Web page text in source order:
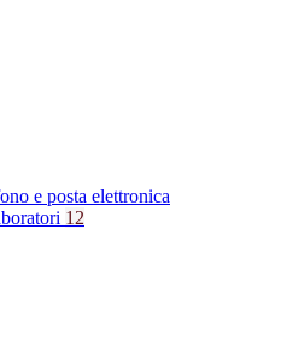
e posta elettronica
12